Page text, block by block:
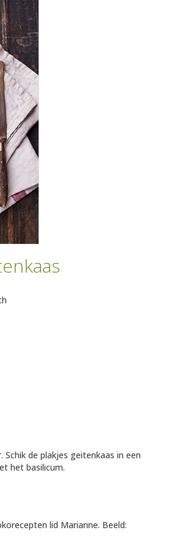
de plakjes geitenkaas in een
het basilicum.
lid Marianne. Beeld: